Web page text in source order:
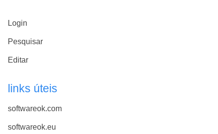
Login
Pesquisar
Editar
links úteis
softwareok.com
softwareok.eu